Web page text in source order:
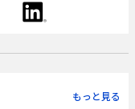
もっと見る